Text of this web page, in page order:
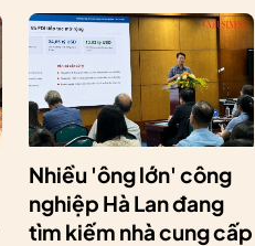
Nhiều 'ông lớn' công
nghiệp Hà Lan đang
tìm kiếm nhà cung cấp